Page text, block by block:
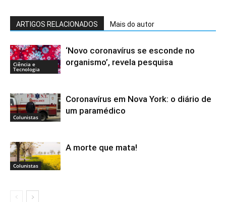
ARTIGOS RELACIONADOS Mais do autor
Ciência e
Tecnologia
‘Novo coronavírus se esconde no
organismo’, revela pesquisa
Colunistas
Coronavírus em Nova York: o diário de
um paramédico
Colunistas
A morte que mata!